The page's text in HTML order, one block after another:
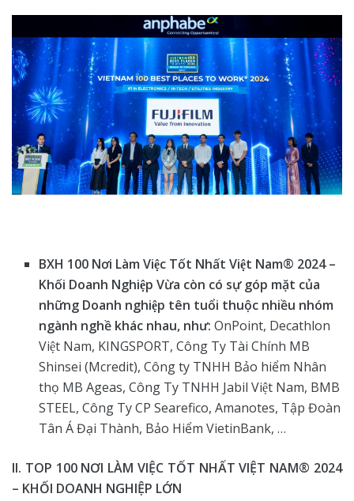
BXH 100 Nơi Làm Việc Tốt Nhất Việt Nam® 2024 –
Khối Doanh Nghiệp Vừa còn có sự góp mặt của
những Doanh nghiệp tên tuổi thuộc nhiều nhóm
ngành nghề khác nhau, như:OnPoint, Decathlon
Việt Nam, KINGSPORT, Công Ty Tài Chính MB
Shinsei (Mcredit), Công ty TNHH Bảo hiểm Nhân
thọ MB Ageas, Công Ty TNHH Jabil Việt Nam, BMB
STEEL, Công Ty CP Searefico, Amanotes, Tập Đoàn
Tân Á Đại Thành, Bảo Hiểm VietinBank, …
II. TOP 100 NƠI LÀM VIỆC TỐT NHẤT VIỆT NAM® 2024
– KHỐI DOANH NGHIỆP LỚN